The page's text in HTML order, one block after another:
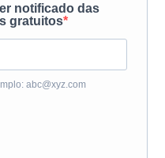
notificado das
gratuitos
abc@xyz.com